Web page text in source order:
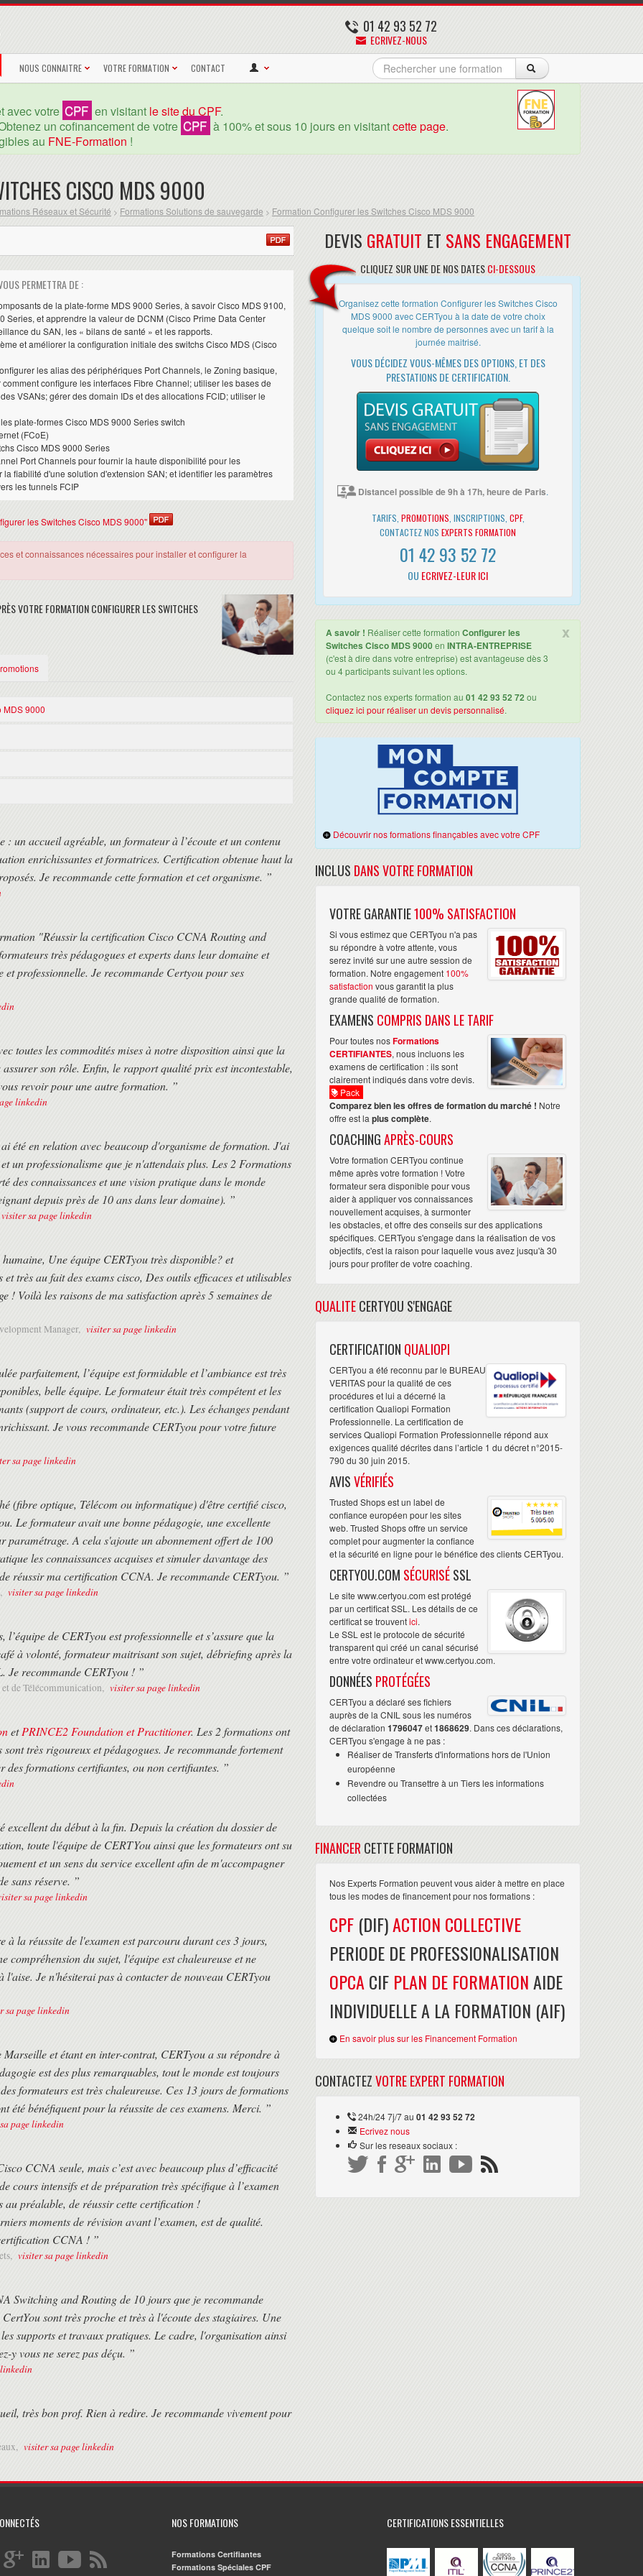
01 42 93 52 72
ECRIVEZ-NOUS
NOUS CONNAITRE VOTRE FORMATION CONTACT
avec votre CPF en visitant le site du CPF.
un cofinancement de votre CPF à 100% et sous 10 jours en visitantcette page.
au FNE-Formation !
CISCO MDS 9000
Réseaux et Sécurité > Formations Solutions de sauvegarde > Formation Configurer les Switches Cisco MDS 9000
PERMETTRA DE :
de la plate-forme MDS 9000 Series, à savoir Cisco MDS 9100,
Series, et apprendre la valeur de DCNM (Cisco Prime Data Center
du SAN, les « bilans de santé » et les rapports.
et améliorer la configuration initiale des switchs Cisco MDS (Cisco
les alias des périphériques Port Channels, le Zoning basique,
configure les interfaces Fibre Channel; utiliser les bases de
VSANs; gérer des domain IDs et des allocations FCID; utiliser le
plate-formes Cisco MDS 9000 Series switch
(FCoE)
Cisco MDS 9000 Series
Port Channels pour fournir la haute disponibilité pour les
fiabilité d'une solution d'extension SAN; et identifier les paramètres
les tunnels FCIP
les Switches Cisco MDS 9000"
et connaissances nécessaires pour installer et configurer la
VOTRE FORMATION CONFIGURER LES SWITCHES
MDS 9000
et les commandes pour détecter les «Slow Drain Device Interfaces
et des fonctionnalités de zoning intelligentes
les trames de données Fibre Channel
Directors
et SAN Extension Tuner
du stockage de données, y compris SCSI et Fibre Channel,
et partenaires Cisco.
(heure de Paris)
Cette solution est très appréciée des franciliens pour s'adapter
des trains ou des avions des différents participants.
formation.
: un accueil agréable, un formateur à l’écoute et un contenu
enrichissantes et formatrices. Certification obtenue haut la
Je recommande cette formation et cet organisme. ”
"Réussir la certification Cisco CCNA Routing and
très pédagogues et experts dans leur domaine et
professionnelle. Je recommande Certyou pour ses
toutes les commodités mises à notre disposition ainsi que la
son rôle. Enfin, le rapport qualité prix est incontestable,
revoir pour une autre formation. ”
linkedin
été en relation avec beaucoup d'organisme de formation. J'ai
un professionalisme que je n'attendais plus. Les 2 Formations
des connaissances et une vision pratique dans le monde
depuis près de 10 ans dans leur domaine). ”
visiter sa page linkedin
Une équipe CERTyou très disponible? et
très au fait des exams cisco, Des outils efficaces et utilisables
! Voilà les raisons de ma satisfaction après 5 semaines de
Manager, visiter sa page linkedin
parfaitement, l’équipe est formidable et l’ambiance est très
belle équipe. Le formateur était très compétent et les
(support de cours, ordinateur, etc.). Les échanges pendant
Je vous recommande CERTyou pour votre future
sa page linkedin
(fibre optique, Télécom ou informatique) d'être certifié cisco,
Le formateur avait une bonne pédagogie, une excellente
paramétrage. A cela s'ajoute un abonnement offert de 100
les connaissances acquises et simuler davantage des
réussir ma certification CCNA. Je recommande CERTyou. ”
visiter sa page linkedin
l’équipe de CERTyou est professionnelle et s’assure que la
à volonté, formateur maitrisant son sujet, débriefing après la
Je recommande CERTyou ! ”
de Télécommunication, visiter sa page linkedin
etPRINCE2 Foundation et Practitioner. Les 2 formations ont
très rigoureux et pédagogues. Je recommande fortement
des formations certifiantes, ou non certifiantes. ”
du début à la fin. Depuis la création du dossier de
toute l'équipe de CERTYou ainsi que les formateurs ont su
et un sens du service excellent afin de m'accompagner
sans réserve. ”
sa page linkedin
à la réussite de l'examen est parcouru durant ces 3 jours,
compréhension du sujet, l'équipe est chaleureuse et ne
Je n'hésiterai pas à contacter de nouveau CERTyou
sa page linkedin
Marseille et étant en inter-contrat, CERTyou a su répondre à
est des plus remarquables, tout le monde est toujours
formateurs est très chaleureuse. Ces 13 jours de formations
bénéfiquent pour la réussite de ces examens. Merci. ”
page linkedin
CCNA seule, mais c’est avec beaucoup plus d’efficacité
cours intensifs et de préparation très spécifique à l’examen
au préalable, de réussir cette certification !
moments de révision avant l’examen, est de qualité.
CCNA ! ”
visiter sa page linkedin
Switching and Routing de 10 jours que je recommande
sont très proche et très à l'écoute des stagiaires. Une
supports et travaux pratiques. Le cadre, l'organisation ainsi
y vous ne serez pas déçu. ”
très bon prof. Rien à redire. Je recommande vivement pour
visiter sa page linkedin
DEVIS GRATUIT ET SANS ENGAGEMENT
CLIQUEZ SUR UNE DE NOS DATESCI-DESSOUS
Organisez cette formation Configurer les Switches Cisco
MDS 9000 avec CERTyou à la date de votre choix
quelque soit le nombre de personnes avec un tarif à la
journée maitrisé.
VOUS DÉCIDEZ VOUS-MÊMES DES OPTIONS, ET DES
PRESTATIONS DE CERTIFICATION.
Distancel possible de 9h à 17h, heure de Paris.
TARIFS, PROMOTIONS , INSCRIPTIONS, CPF,
CONTACTEZ NOS EXPERTS FORMATION
01 42 93 52 72
OU ECRIVEZ-LEUR ICI
x
A savoir ! Réaliser cette formation Configurer les
Switches Cisco MDS 9000en INTRA-ENTREPRISE
(c'est à dire dans votre entreprise) est avantageuse dès 3
ou 4 participants suivant les options.
Contactez nos experts formation au 01 42 93 52 72 ou
cliquez ici pour réaliser un devis personnalisé.
Découvrir nos formations finançables avec votre CPF
INCLUS DANS VOTRE FORMATION
VOTRE GARANTIE100% SATISFACTION
Si vous estimez que CERTyou n'a pas
su répondre à votre attente, vous
serez invité sur une autre session de
formation. Notre engagement 100%
satisfaction vous garantit la plus
grande qualité de formation.
EXAMENS COMPRIS DANS LE TARIF
Pour toutes nosFormations
CERTIFIANTES, nous incluons les
examens de certification : ils sont
clairement indiqués dans votre devis.
Pack
Comparez bien les offres de formation du marché ! Notre
offre est la plus complète.
COACHINGAPRÈS-COURS
Votre formation CERTyou continue
même après votre formation ! Votre
formateur sera disponible pour vous
aider à appliquer vos connaissances
nouvellement acquises, à surmonter
les obstacles, et offre des conseils sur des applications
spécifiques. CERTyou s'engage dans la réalisation de vos
objectifs, c'est la raison pour laquelle vous avez jusqu'à 30
jours pour profiter de votre coaching.
QUALITECERTYOU S'ENGAGE
CERTIFICATION QUALIOPI
CERTyou a été reconnu par le BUREAU
VERITAS pour la qualité de ces
procédures et lui a décerné la
certification Qualiopi Formation
Professionnelle. La certification de
services Qualiopi Formation Professionnelle répond aux
exigences qualité décrites dans l’article 1 du décret n°2015-
790 du 30 juin 2015.
AVISVÉRIFIÉS
Trusted Shops est un label de
confiance européen pour les sites
web. Trusted Shops offre un service
complet pour augmenter la confiance
et la sécurité en ligne pour le bénéfice des clients CERTyou.
CERTYOU.COM SÉCURISÉSSL
Le site www.certyou.com est protégé
par un certificat SSL. Les détails de ce
certificat se trouventici.
Le SSL est le protocole de sécurité
transparent qui créé un canal sécurisé
entre votre ordinateur et www.certyou.com.
DONNÉES PROTÉGÉES
CERTyou a déclaré ses fichiers
auprès de la CNIL sous les numéros
de déclaration 1796047et1868629. Dans ces déclarations,
CERTyou s'engage à ne pas :
Réaliser de Transferts d'informations hors de l'Union
européenne
Revendre ou Transettre à un Tiers les informations
collectées
FINANCER CETTE FORMATION
Nos Experts Formation peuvent vous aider à mettre en place
tous les modes de financement pour nos formations :
CPF (DIF)ACTION COLLECTIVE
PERIODE DE PROFESSIONALISATION
OPCA CIF PLAN DE FORMATIONAIDE
INDIVIDUELLE A LA FORMATION (AIF)
En savoir plus sur les Financement Formation
CONTACTEZVOTRE EXPERT FORMATION
24h/24 7j/7 au 01 42 93 52 72
Ecrivez nous
Sur les reseaux sociaux :
NOS FORMATIONS
Formations Certifiantes
Formations Spéciales CPF
CERTIFICATIONS ESSENTIELLES